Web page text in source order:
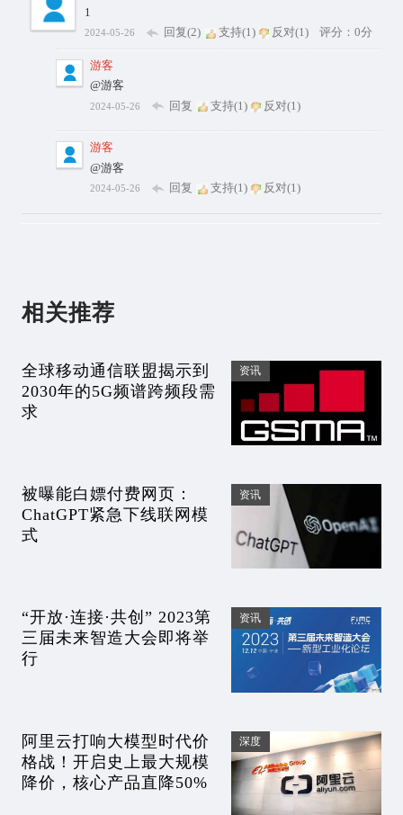
1
2024-05-26 回复(2) 支持(1) 反对(1) 评分：0分
游客
@游客
2024-05-26 回复 支持(1 ) 反对(1 )
游客
@游客
2024-05-26 回复 支持(1) 反对(1)
相关推荐
全球移动通信联盟揭示到
2030年的5G频谱跨频段需
求
资讯
被曝能白嫖付费网页：
ChatGPT紧急下线联网模
式
资讯
“开放·连接·共创” 2023第
三届未来智造大会即将举
行
资讯
阿里云打响大模型时代价
格战！开启史上最大规模
降价，核心产品直降50%
深度